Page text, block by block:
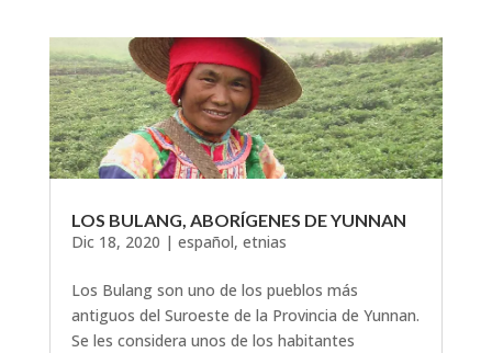
LOS BULANG, ABORÍGENES DE YUNNAN
Dic 18, 2020 | español, etnias
Los Bulang son uno de los pueblos más
antiguos del Suroeste de la Provincia de Yunnan.
Se les considera unos de los habitantes